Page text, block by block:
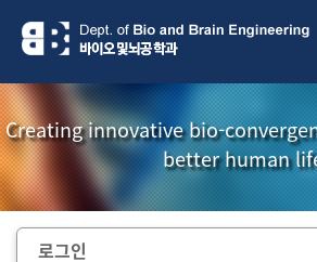
Creating innovative bio-
better human
로그인